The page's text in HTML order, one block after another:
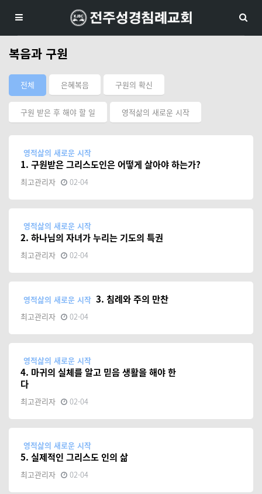
복음과 구원
전체 은혜복음 구원의 확신
구원 받은 후 해야 할 일 영적삶의 새로운 시작
영적삶의 새로운 시작
1. 구원받은 그리스도인은 어떻게 살아야 하는가?
최고관리자 02-04
영적삶의 새로운 시작
2. 하나님의 자녀가 누리는 기도의 특권
최고관리자 02-04
영적삶의 새로운 시작 3. 침례와 주의 만찬
최고관리자 02-04
영적삶의 새로운 시작
4. 마귀의 실체를 알고 믿음 생활을 해야 한
다
최고관리자 02-04
영적삶의 새로운 시작
5. 실제적인 그리스도 인의 삶
최고관리자 02-04